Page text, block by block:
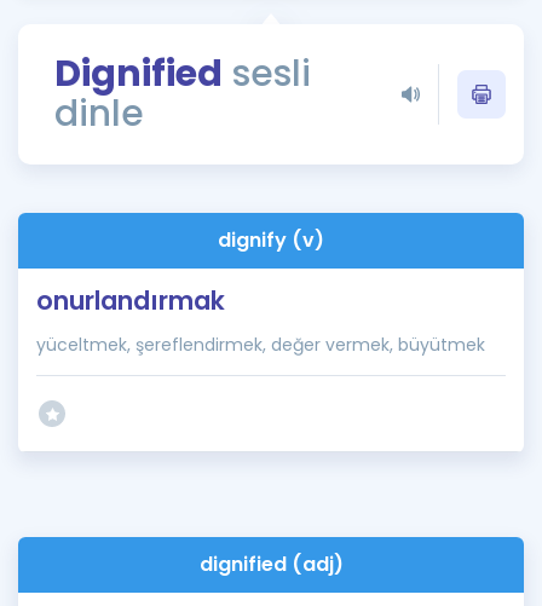
Rehberlik Aracı
ÖSYM Sınav Takvimi
İngilizce Gramer
Dignified sesli
dinle
dignify (v)
onurlandırmak
yüceltmek, şereflendirmek, değer vermek, büyütmek
dignified (adj)